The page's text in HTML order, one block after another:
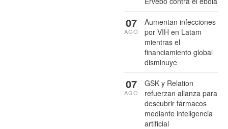
Aumentan infecciones
por VIH en Latam
mientras el
financiamiento global
disminuye
07
AGO
GSK y Relation
refuerzan alianza para
descubrir fármacos
mediante inteligencia
artificial
07
AGO